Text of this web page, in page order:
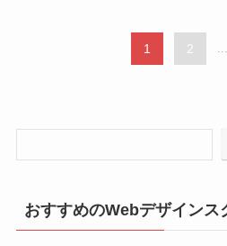
1 2 ...
おすすめのWebデザインス